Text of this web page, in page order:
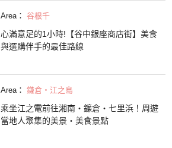
Area： 谷根千
心滿意足的1小時!【谷中銀座商店街】美食
與選購伴手的最佳路線
Area： 鎌倉・江之島
乘坐江之電前往湘南・鐮倉・七里浜！周遊
當地人聚集的美景・美食景點